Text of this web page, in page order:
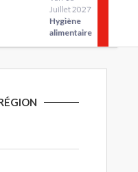
Juillet 2027
Hygiène
alimentaire